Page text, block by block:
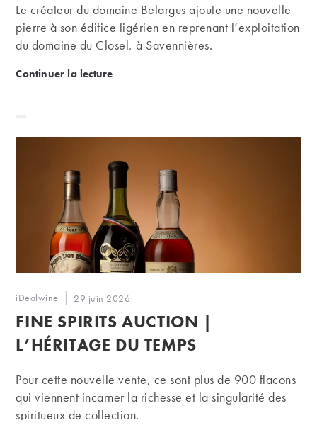
Le créateur du domaine Belargus ajoute une nouvelle
pierre à son édifice ligérien en reprenant l’exploitation
du domaine du Closel, à Savennières.
Continuer la lectureDomaine du Closel : les ambitions d’Ivan
Auteur/autrice
la
publication :
iDealwine
Publication
publiée :
29 juin 2026
FINE SPIRITS AUCTION |
L’HÉRITAGE DU TEMPS
Pour cette nouvelle vente, ce sont plus de 900 flacons
qui viennent incarner la richesse et la singularité des
spiritueux de collection.